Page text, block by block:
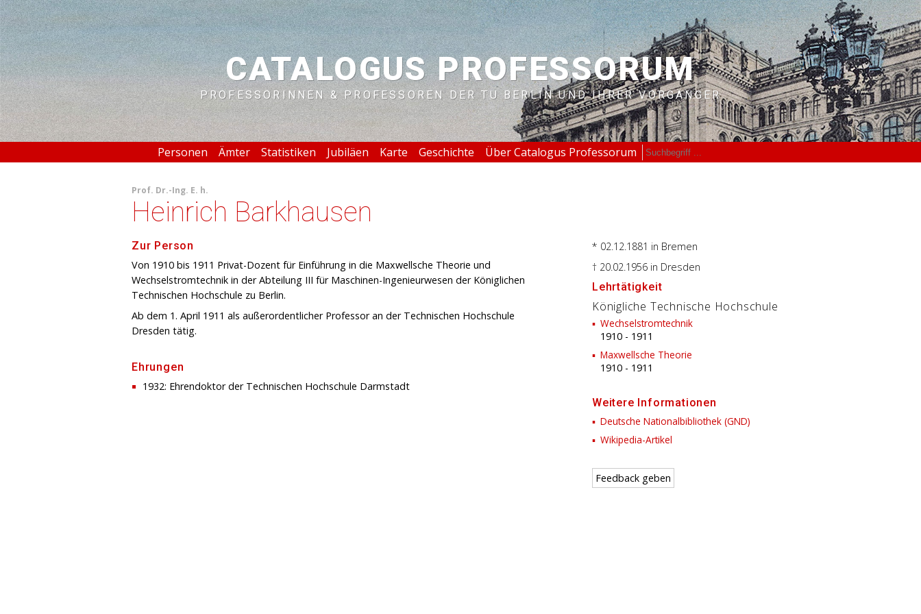
CATALOGUS PROFESSORUM
PROFESSORINNEN & PROFESSOREN DER TU BERLIN UND IHRER VORGÄNGER
Personen Ämter Statistiken Jubiläen Karte Geschichte Über Catalogus Professorum
Prof. Dr.-Ing. E. h.
Heinrich Barkhausen
Zur Person
Von 1910 bis 1911 Privat-Dozent für Einführung in die Maxwellsche Theorie und
Wechselstromtechnik in der Abteilung III für Maschinen-Ingenieurwesen der Königlichen
Technischen Hochschule zu Berlin.
Ab dem 1. April 1911 als außerordentlicher Professor an der Technischen Hochschule
Dresden tätig.
Ehrungen
1932: Ehrendoktor der Technischen Hochschule Darmstadt
* 02.12.1881 in Bremen
† 20.02.1956 in Dresden
Lehrtätigkeit
Königliche Technische Hochschule
Wechselstromtechnik
1910 - 1911
Maxwellsche Theorie
1910 - 1911
Weitere Informationen
Deutsche Nationalbibliothek (GND)
Wikipedia-Artikel
Feedback geben